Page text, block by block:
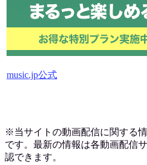
music.jp公式
※当サイトの動画配信に関する
です。最新の情報は各動画配信
認できます。